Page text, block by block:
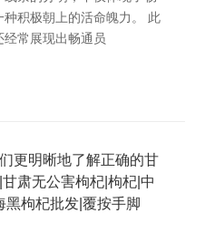
积极朝上的活命魄力。 此
常展现出畅通员
更明晰地了解正确的甘
肃无公害枸杞|枸杞|中
黑枸杞批发|覆按手脚